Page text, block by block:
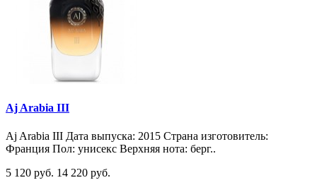
Aj Arabia III
Aj Arabia III Дата выпуска: 2015 Страна изготовитель:
Франция Пол: унисекс Верхняя нота: берг..
5 120 руб. 14 220 руб.